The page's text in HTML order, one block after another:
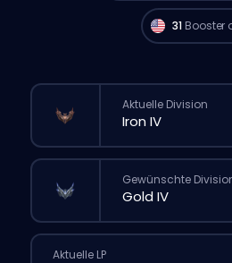
31 Booster
Aktuelle Division
Gewünschte
Aktuelle LP